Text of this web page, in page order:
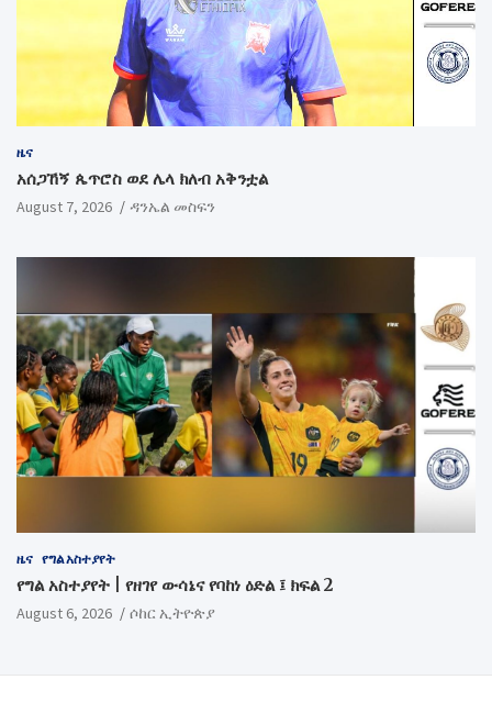
ዜና
አሰጋኸኝ ጴጥሮስ ወደ ሌላ ክለብ አቅንቷል
August 7, 2026 ዳንኤል መስፍን
ዜና የግል አስተያየት
የግል አስተያየት | የዘገየ ውሳኔና የባከነ ዕድል ፤ ክፍል 2
August 6, 2026 ሶከር ኢትዮጵያ